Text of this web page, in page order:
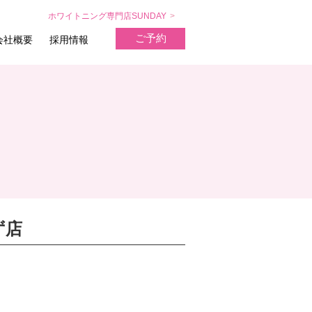
ホワイトニング専門店SUNDAY
ご予約
社概要 採用情報
店